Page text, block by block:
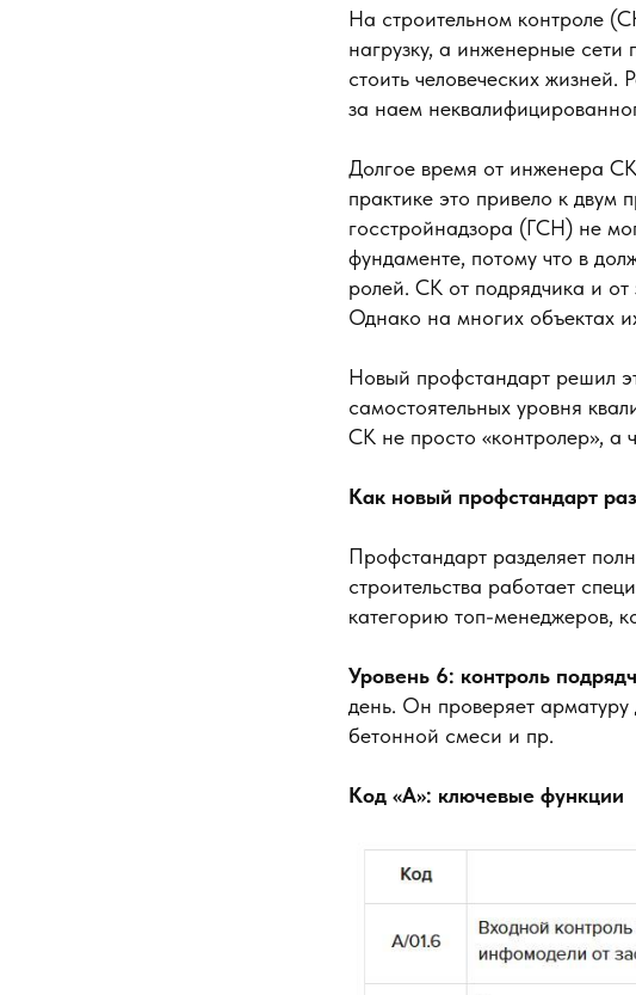
На строительном контроле
нагрузку, а инженерные
стоить человеческих
за наем
Долгое время от инженера
практике это привело к
госстройнадзора (ГСН) не
фундаменте, потому что в
ролей. СК от подрядчика и от
Однако на многих объектах
Новый профстандарт решил
самостоятельных уровня
СК не просто «контролер», а
Как новый профстандарт
Профстандарт разделяет
строительства работает
категорию топ-менеджеров,
Уровень 6: контроль
день. Он проверяет
бетонной смеси и пр.
Код «А»: ключевые функции